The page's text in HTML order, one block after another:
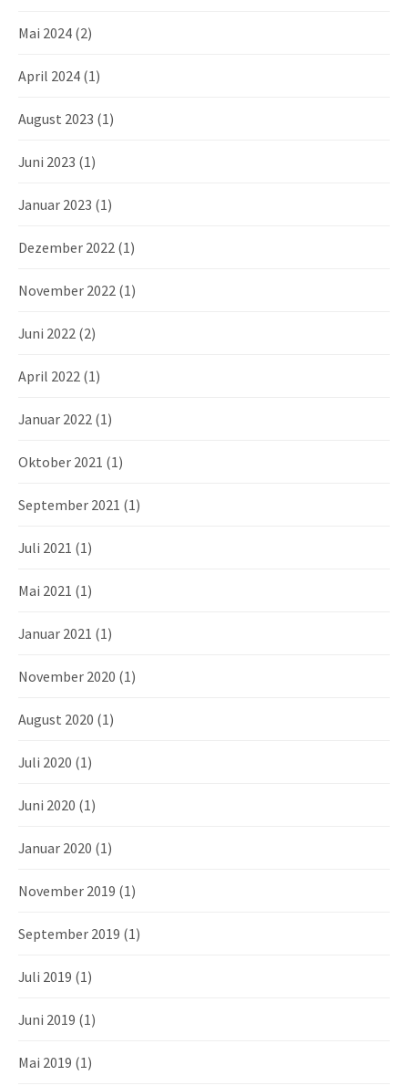
Mai 2024 (2)
April 2024 (1)
August 2023 (1)
Juni 2023 (1)
Januar 2023 (1)
Dezember 2022 (1)
November 2022 (1)
Juni 2022 (2)
April 2022 (1)
Januar 2022 (1)
Oktober 2021 (1)
September 2021 (1)
Juli 2021 (1)
Mai 2021 (1)
Januar 2021 (1)
November 2020 (1)
August 2020 (1)
Juli 2020 (1)
Juni 2020 (1)
Januar 2020 (1)
November 2019 (1)
September 2019 (1)
Juli 2019 (1)
Juni 2019 (1)
Mai 2019 (1)